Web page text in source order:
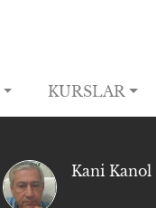
KURSLAR
Kani Kanol